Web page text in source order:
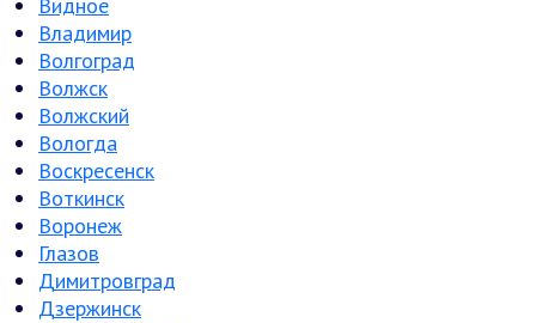
Владимир
Волгоград
Волжск
Волжский
Вологда
Воскресенск
Воткинск
Воронеж
Глазов
Димитровград
Дзержинск